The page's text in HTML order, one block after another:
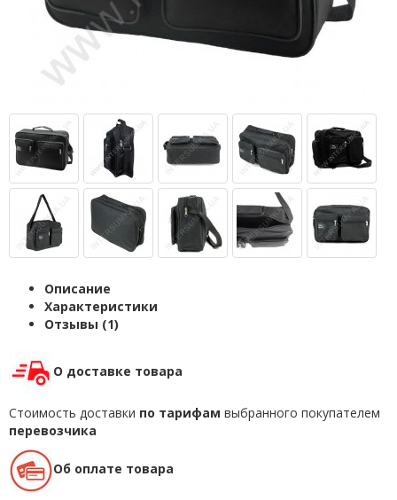
Описание
Характеристики
Отзывы (1)
О доставке товара
Стоимость доставки по тарифам выбранного покупателем
перевозчика
Об оплате товара